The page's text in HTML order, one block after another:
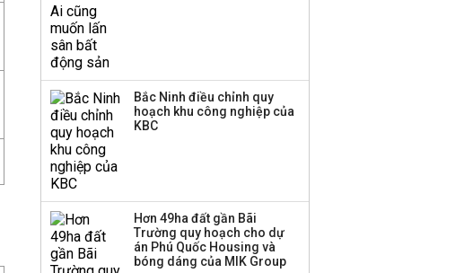
Bắc Ninh điều chỉnh quy
hoạch khu công nghiệp của
KBC
Hơn 49ha đất gần Bãi
Trường quy hoạch cho dự
án Phú Quốc Housing và
bóng dáng của MIK Group